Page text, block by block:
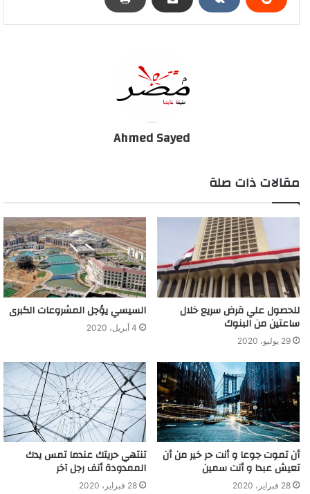
وعلى خلفية التصريحات السعودية والأميركية، قفزت أسعار النفط أكثر
32.78 دولار للبرميل، في حين زاد خام غرب تكساس الوسيط الأميركي
ارتفاع قياسي في أسعار النفط بعد خطوة السعودية
Ahmed Sayed
مقالات ذات صلة
للحصول علي قرض سريع خلال
ساعتين من البنوك
29 يوليو، 2020
السيسي يؤجل المشروعات الكبرى
4 أبريل، 2020
أن تموت جوعا و أنت حر خير من أن
تعيش عبدا و أنت سمين
28 فبراير، 2020
تنتهي حريتك عندما تمس يدك
الممدودة أنف رجل آخر
28 فبراير، 2020